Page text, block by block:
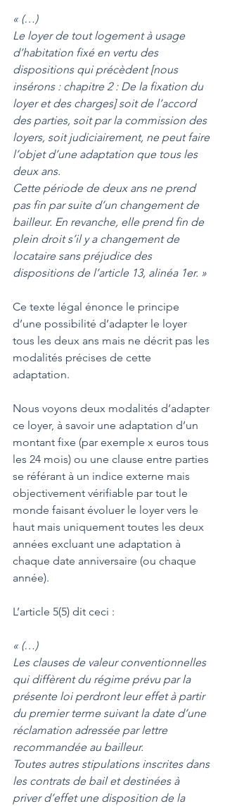
« (…)
Le loyer de tout logement à usage
d’habitation fixé en vertu des
dispositions qui précèdent [nous
insérons : chapitre 2 : De la fixation du
loyer et des charges] soit de l’accord
des parties, soit par la commission des
loyers, soit judiciairement, ne peut faire
l’objet d’une adaptation que tous les
deux ans.
Cette période de deux ans ne prend
pas fin par suite d’un changement de
bailleur. En revanche, elle prend fin de
plein droit s’il y a changement de
locataire sans préjudice des
dispositions de l’article 13, alinéa 1er. »
Ce texte légal énonce le principe
d’une possibilité d’adapter le loyer
tous les deux ans mais ne décrit pas les
modalités précises de cette
adaptation.
Nous voyons deux modalités d’adapter
ce loyer, à savoir une adaptation d’un
montant fixe (par exemple x euros tous
les 24 mois) ou une clause entre parties
se référant à un indice externe mais
objectivement vérifiable par tout le
monde faisant évoluer le loyer vers le
haut mais uniquement toutes les deux
années excluant une adaptation à
chaque date anniversaire (ou chaque
année).
L’article 5(5) dit ceci :
« (…)
Les clauses de valeur conventionnelles
qui diffèrent du régime prévu par la
présente loi perdront leur effet à partir
du premier terme suivant la date d’une
réclamation adressée par lettre
recommandée au bailleur.
Toutes autres stipulations inscrites dans
les contrats de bail et destinées à
priver d’effet une disposition de la